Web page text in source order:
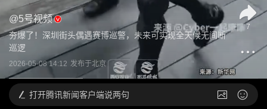
@5号视频
夯爆了！深圳街头偶遇赛博巡警，未来可实现全天候无间断
巡逻
2026-05-08 14:12 发布于北京
7
打开腾讯新闻客户端说两句